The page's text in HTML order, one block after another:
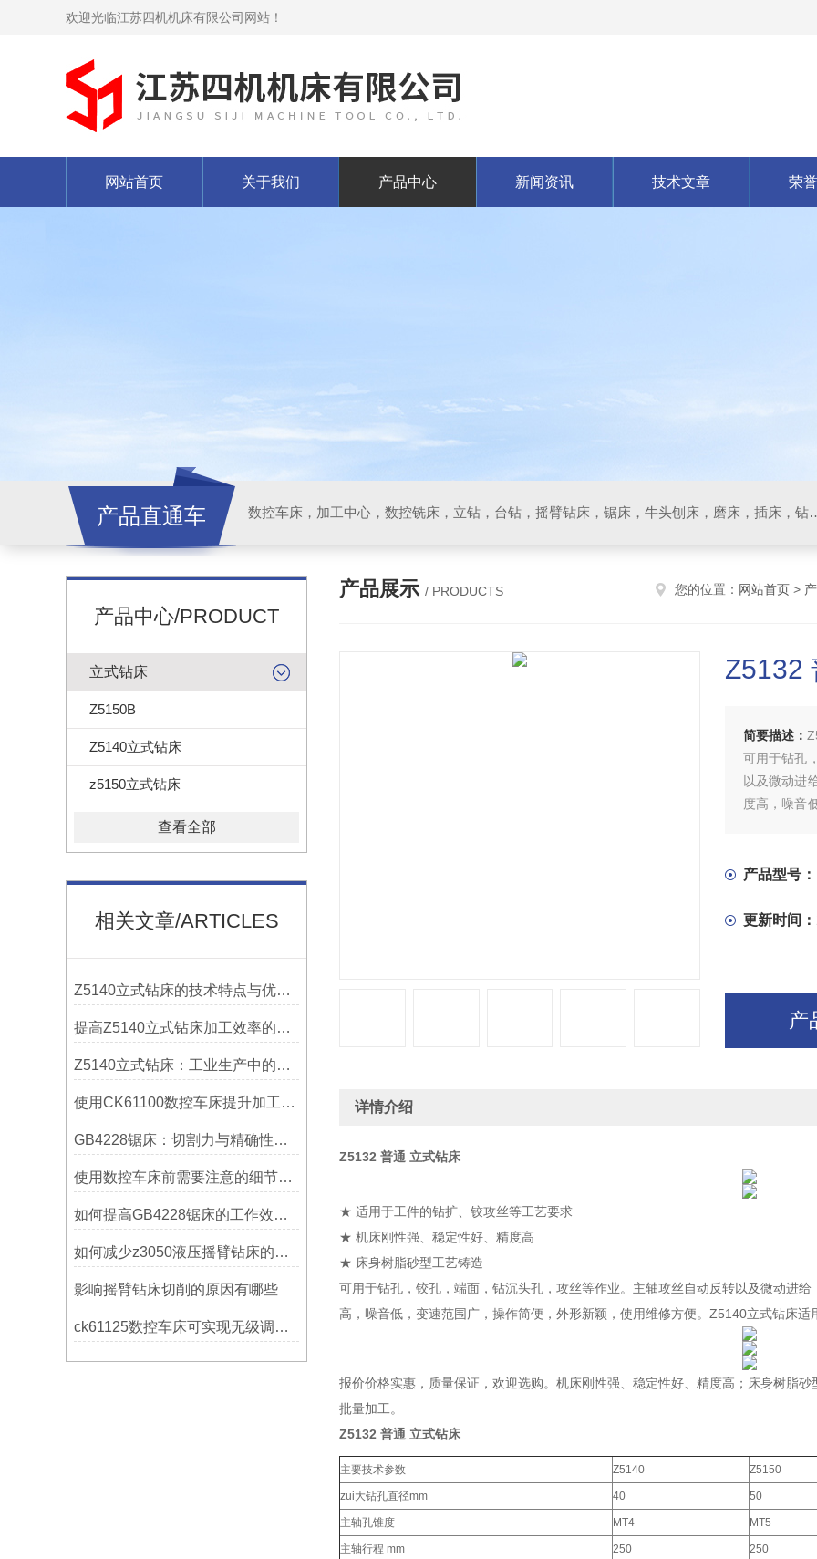
欢迎光临江苏四机机床有限公司网站！
网站首页 关于我们 产品中心 新闻资讯 技术文章 荣
产品直通车 数控车床，加工中心，数控铣床，立
产品中心/PRODUCT
立式钻床
Z5150B
Z5140立式钻床
z5150立式钻床
查看全部
相关文章/ARTICLES
Z5140立式钻床的技术特点与优势分析
提高Z5140立式钻床加工效率的改进措施
Z5140立式钻床：工业生产中的得力助手
使用CK61100数控车床提升加工精度的方法
GB4228锯床：切割力与精确性的结合
使用数控车床前需要注意的细节有哪些呢？
如何提高GB4228锯床的工作效率？
如何减少z3050液压摇臂钻床的故障和维修成本？
影响摇臂钻床切削的原因有哪些
ck61125数控车床可实现无级调速控制
产品展示 / PRODUCTS 您的位置： 网站首页 >
Z5132
简要描述：
可用于钻孔
以及微动进
度高，噪音
产品型号：
更新时间：
产
详情介绍
Z5132 普通 立式钻床
★ 适用于工件的钻扩、铰攻丝等工艺要求
★ 机床刚性强、稳定性好、精度高
★ 床身树脂砂型工艺铸造
可用于钻孔，铰孔，端面，钻沉头孔，攻丝等作业。主轴攻丝自动反转以及微动进
高，噪音低，变速范围广，操作简便，外形新颖，使用维修方便。Z5140立式钻床
报价价格实惠，质量保证，欢迎选购。机床刚性强、稳定性好、精度高；床身树脂
批量加工。
Z5132 普通 立式钻床
主要技术参数 Z5140 Z5150
zui大钻孔直径mm 40 50
主轴孔锥度 MT4 MT5
主轴行程 mm 250 250